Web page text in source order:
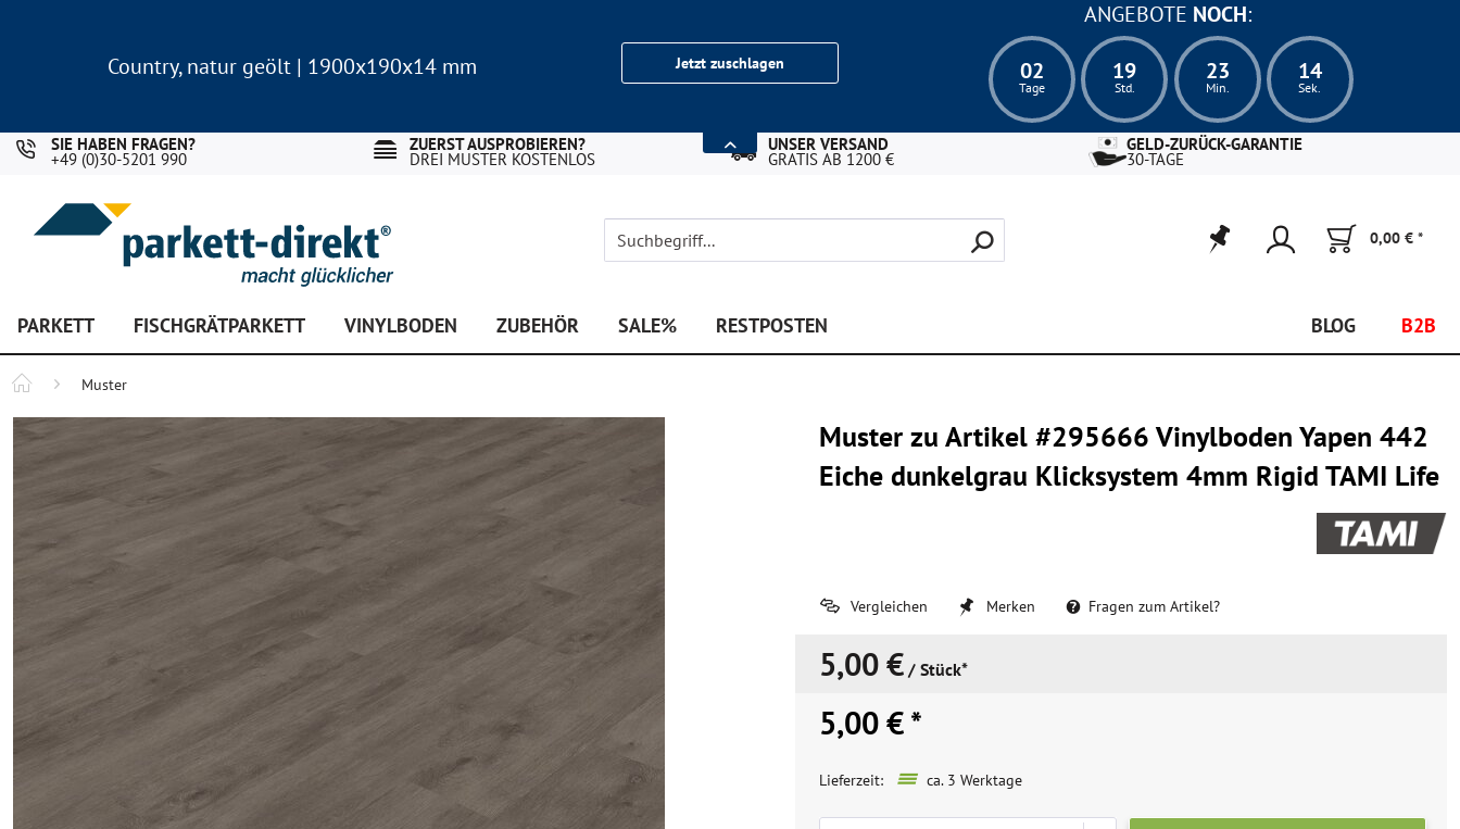
Country, natur geölt | 1900x190x14 mm
Jetzt zuschlagen
ANGEBOTE NOCH:
02
Tage
19
Std.
23
Min.
13
Sek.
SIE HABEN FRAGEN?
+49 (0)30-5201 990
ZUERST AUSPROBIEREN?
DREI MUSTER KOSTENLOS
UNSER VERSAND
GRATIS AB 1200 €
GELD-ZURÜCK-GARANTIE
30-TAGE
0,00 € *
PARKETT FISCHGRÄTPARKETT VINYLBODEN ZUBEHÖR SALE% RESTPOSTEN BLOG B2B
Muster
Muster zu Artikel #295666 Vinylboden Yapen 442
Eiche dunkelgrau Klicksystem 4mm Rigid TAMI Life
Vergleichen Merken Fragen zum Artikel?
5,00 € / Stück*
5,00 € *
Lieferzeit: ca. 3 Werktage